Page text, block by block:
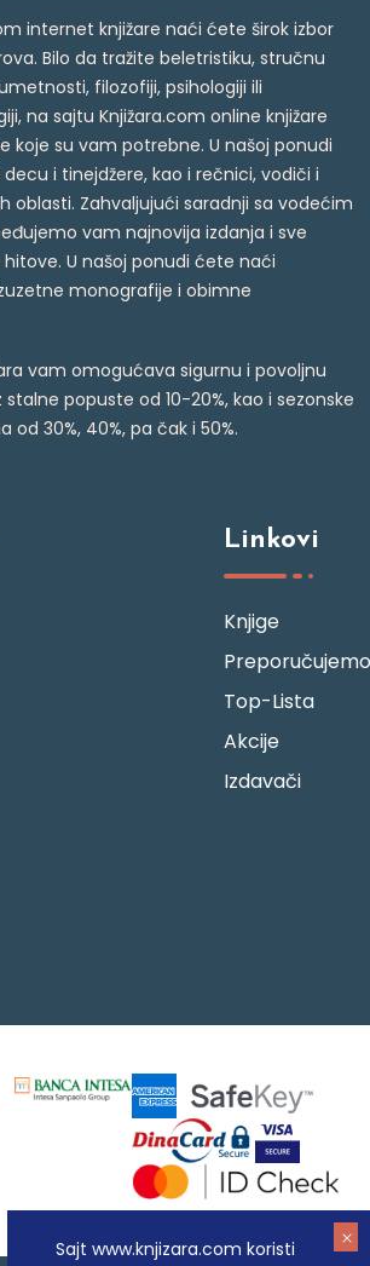
Sajt www.knjizara.com koristi
internet knjižare naći ćete širok izbor
Bilo da tražite beletristiku, stručnu
filozofiji, psihologiji ili
na sajtu Knjižara.com online knjižare
koje su vam potrebne. U našoj ponudi
i tinejdžere, kao i rečnici, vodiči i
oblasti. Zahvaljujući saradnji sa vodećim
vam najnovija izdanja i sve
hitove. U našoj ponudi ćete naći
monografije i obimne
vam omogućava sigurnu i povoljnu
popuste od 10-20%, kao i sezonske
od 30%, 40%, pa čak i 50%.
Linkovi
Knjige
Preporučujemo
Top-Lista
Akcije
Izdavači